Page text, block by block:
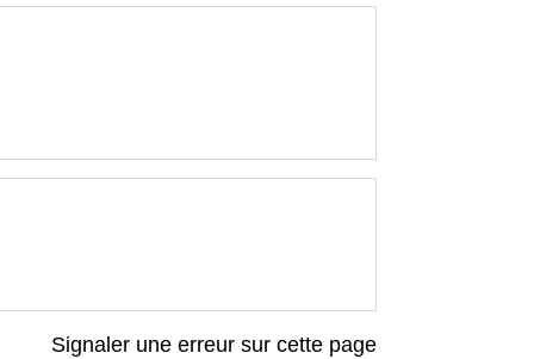
Signaler une erreur sur cette page